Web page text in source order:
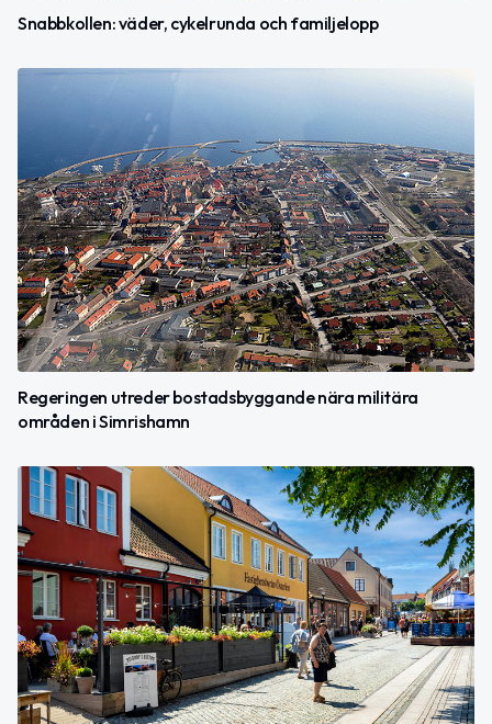
Snabbkollen: väder, cykelrunda och familjelopp
Regeringen utreder bostadsbyggande nära militära
områden i Simrishamn